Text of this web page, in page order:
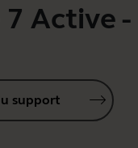
Active
support